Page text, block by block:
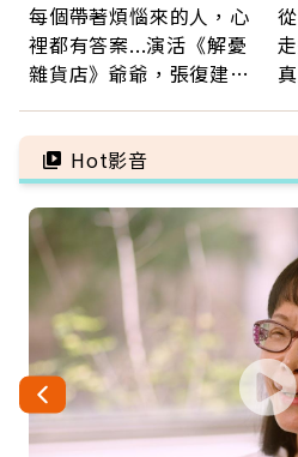
每個帶著煩惱來的人，心
裡都有答案...演活《解憂
雜貨店》爺爺，張復建：
善待自己
Hot影音